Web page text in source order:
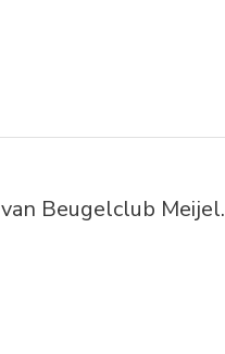
van Beugelclub Meijel.